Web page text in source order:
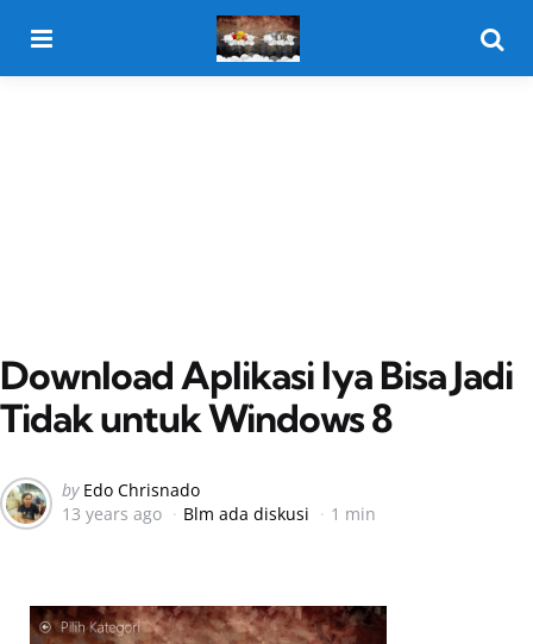
Download Aplikasi Iya Bisa Jadi
Tidak untuk Windows 8
Posted
by
by Edo Chrisnado
13 years ago
Blm ada diskusi 1 min